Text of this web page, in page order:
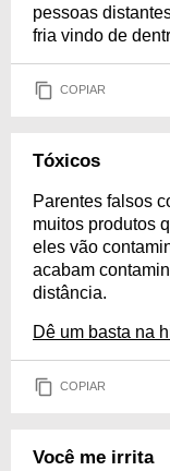
pessoas
fria vindo de
COPIAR
Tóxicos
Parentes falsos
muitos produtos
eles vão
acabam
distância.
Dê um basta na
COPIAR
Você me irrita